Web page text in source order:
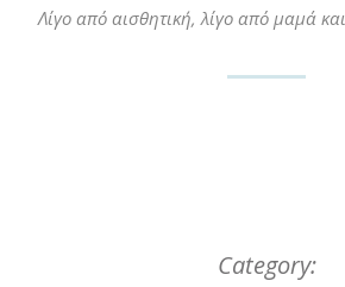
Λίγο από αισθητική, λίγο από μαμά
Category: